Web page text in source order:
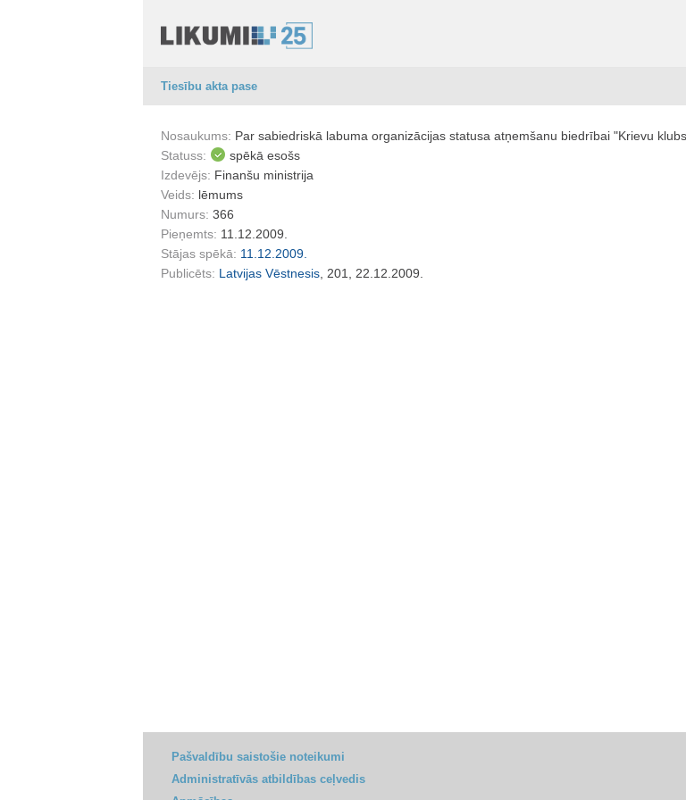
Tiesību akta pase
Nosaukums: Par sabiedriskā labuma organizācijas statusa atņemšanu biedrībai "Krievu
Statuss:
spēkā esošs
Izdevējs: Finanšu ministrija
Veids: lēmums
Numurs: 366
Pieņemts: 11.12.2009.
Stājas spēkā: 11.12.2009.
Publicēts: Latvijas Vēstnesis , 201, 22.12.2009.
Pašvaldību saistošie noteikumi
Administratīvās atbildības ceļvedis